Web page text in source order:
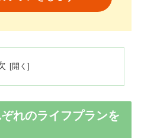
れのライフプランを